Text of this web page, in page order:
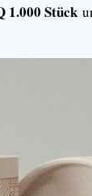
1.000 Stück